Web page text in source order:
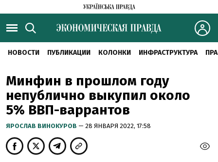
НОВОСТИ ПУБЛИКАЦИИ КОЛОНКИ ИНФРАСТРУКТУРА
Минфин в прошлом году
непублично выкупил около
5% ВВП-варрантов
ЯРОСЛАВ ВИНОКУРОВ — 28 ЯНВАРЯ 2022, 17:58